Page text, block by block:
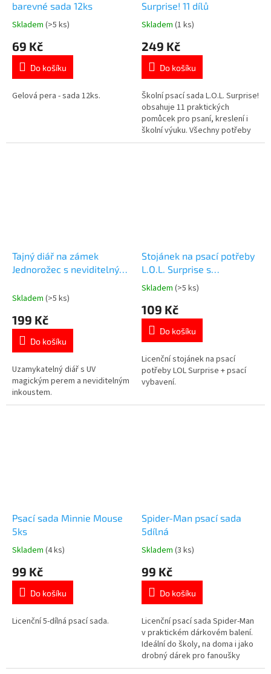
barevné sada 12ks
Průměrné
produktu
5,0
5
Skladem (>5 ks)
69 Kč
Do košíku
Gelová pera - sada 12ks.
Surprise! 11 dílů
Průměrné
produktu
5,0
5
hvězdiček.
Skladem (1 ks)
249 Kč
Do košíku
Školní psací sada L.O.L. Surprise!
obsahuje 11 praktických
pomůcek pro psaní, kreslení i
školní výuku. Všechny potřeby
jsou přehledně uložené v
Tajný diář na zámek
Jednorožec s neviditelným
Skladem (>5 ks)
199 Kč
Do košíku
Uzamykatelný diář s UV
magickým perem a neviditelným
inkoustem.
Stojánek na psací potřeby
L.O.L. Surprise s
vybavením sada 7ks
Průměrné
produktu
5,0
5
hvězdiček.
Skladem (>5 ks)
109 Kč
Do košíku
Licenční stojánek na psací
potřeby LOL Surprise + psací
vybavení.
Psací sada Minnie Mouse
5ks
Průměrné
produktu
5,0
5
Skladem (4 ks)
99 Kč
Do košíku
Licenční 5-dílná psací sada.
Spider-Man psací sada
5dílná
Průměrné
produktu
5,0
5
hvězdiček.
Skladem (3 ks)
99 Kč
Do košíku
Licenční psací sada Spider-Man
v praktickém dárkovém balení.
Ideální do školy, na doma i jako
drobný dárek pro fanoušky
Marvel 🕷️✏️ Více produktů s